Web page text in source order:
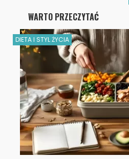
WARTO PRZECZYTAĆ
DIETA I STYL ŻYCIA